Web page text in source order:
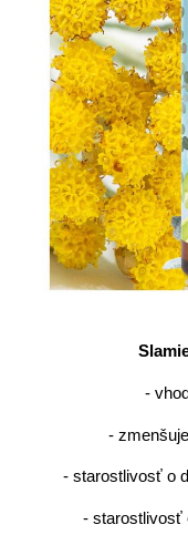
-
-
- starostlivosť o
- starostlivosť